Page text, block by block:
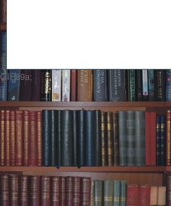
GIF89a;